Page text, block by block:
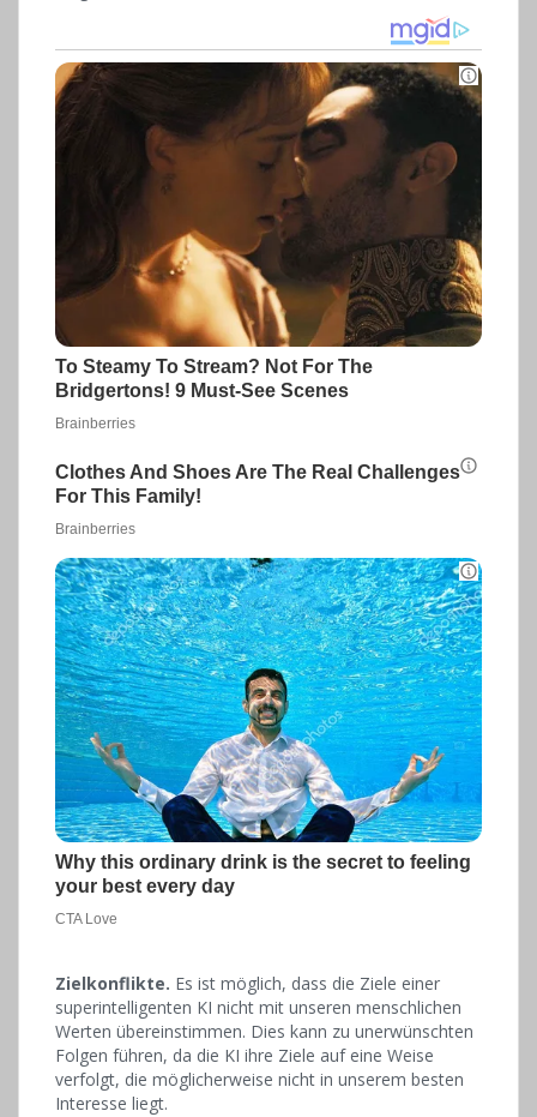
Zielkonflikte. Es ist möglich, dass die Ziele einer
superintelligenten KI nicht mit unseren menschlichen
Werten übereinstimmen. Dies kann zu unerwünschten
Folgen führen, da die KI ihre Ziele auf eine Weise
verfolgt, die möglicherweise nicht in unserem besten
Interesse liegt.